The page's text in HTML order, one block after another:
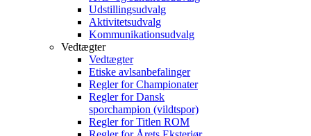
Udstillingsudvalg
Aktivitetsudvalg
Kommunikationsudvalg
Vedtægter
Vedtægter
Etiske avlsanbefalinger
Regler for Championater
Regler for Dansk
sporchampion (vildtspor)
Regler for Titlen ROM